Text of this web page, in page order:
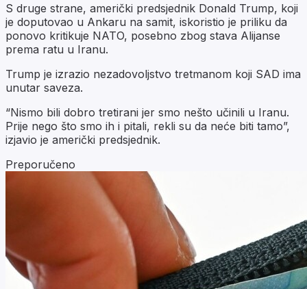
S druge strane, američki predsjednik Donald Trump, koji
je doputovao u Ankaru na samit, iskoristio je priliku da
ponovo kritikuje NATO, posebno zbog stava Alijanse
prema ratu u Iranu.
Trump je izrazio nezadovoljstvo tretmanom koji SAD ima
unutar saveza.
“Nismo bili dobro tretirani jer smo nešto učinili u Iranu.
Prije nego što smo ih i pitali, rekli su da neće biti tamo”,
izjavio je američki predsjednik.
Preporučeno